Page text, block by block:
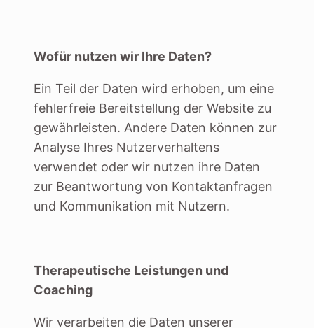
Wofür nutzen wir Ihre Daten?
Ein Teil der Daten wird erhoben, um eine
fehlerfreie Bereitstellung der Website zu
gewährleisten. Andere Daten können zur
Analyse Ihres Nutzerverhaltens
verwendet oder wir nutzen ihre Daten
zur Beantwortung von Kontaktanfragen
und Kommunikation mit Nutzern.
Therapeutische Leistungen und
Coaching
Wir verarbeiten die Daten unserer